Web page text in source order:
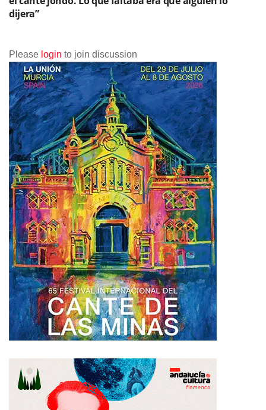
dijera”
Please login to join discussion